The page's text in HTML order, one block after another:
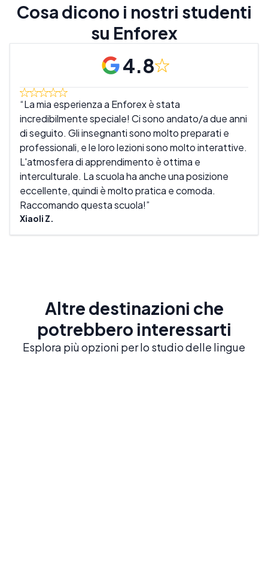
Cosa dicono i nostri studenti
su Enforex
4.8
La mia esperienza a Enforex è stata
incredibilmente speciale! Ci sono andato/a due anni
di seguito. Gli insegnanti sono molto preparati e
professionali, e le loro lezioni sono molto interattive.
L'atmosfera di apprendimento è ottima e
interculturale. La scuola ha anche una posizione
eccellente, quindi è molto pratica e comoda.
Raccomando questa scuola!
Xiaoli Z.
Altre destinazioni che
potrebbero interessarti
Esplora più opzioni per lo studio delle lingue